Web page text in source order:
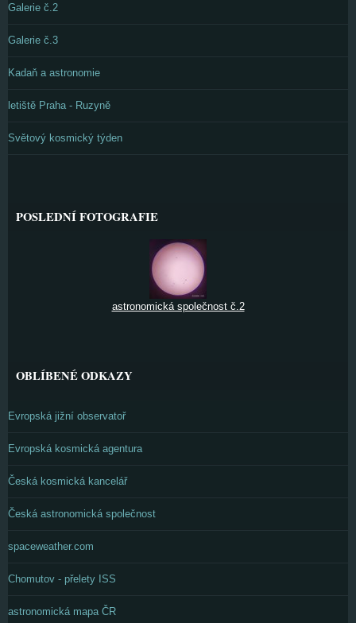
Galerie č.2
Galerie č.3
Kadaň a astronomie
letiště Praha - Ruzyně
Světový kosmický týden
POSLEDNÍ FOTOGRAFIE
astronomická společnost č.2
OBLÍBENÉ ODKAZY
Evropská jižní observatoř
Evropská kosmická agentura
Česká kosmická kancelář
Česká astronomická společnost
spaceweather.com
Chomutov - přelety ISS
astronomická mapa ČR